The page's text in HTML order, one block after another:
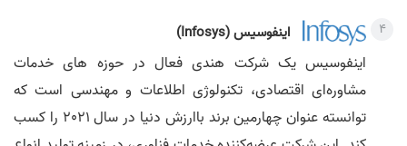
اینفوسیس‌ (Infosys)
اینفوسیس یک شرکت هندی فعال در حوزه های خدمات
مشاوره‌ای اقتصادی، تکنولوژی اطلاعات و مهندسی است که
توانسته عنوان چهارمین برند باارزش دنیا در سال 2021 را کسب